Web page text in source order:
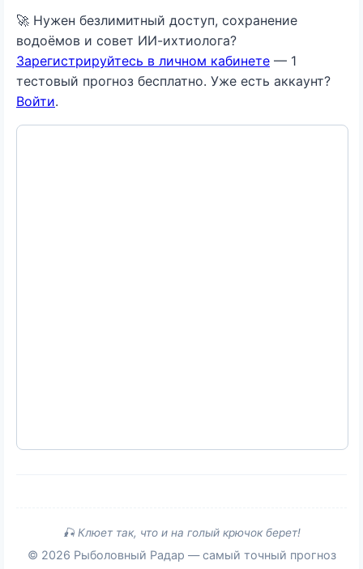
🚀 Нужен безлимитный доступ, сохранение
водоёмов и совет ИИ-ихтиолога?
Зарегистрируйтесь в личном кабинете — 1
тестовый прогноз бесплатно. Уже есть аккаунт?
Войти.
🎣 Клюет так, что и на голый крючок берет!
© 2026 Рыболовный Радар — самый точный прогноз